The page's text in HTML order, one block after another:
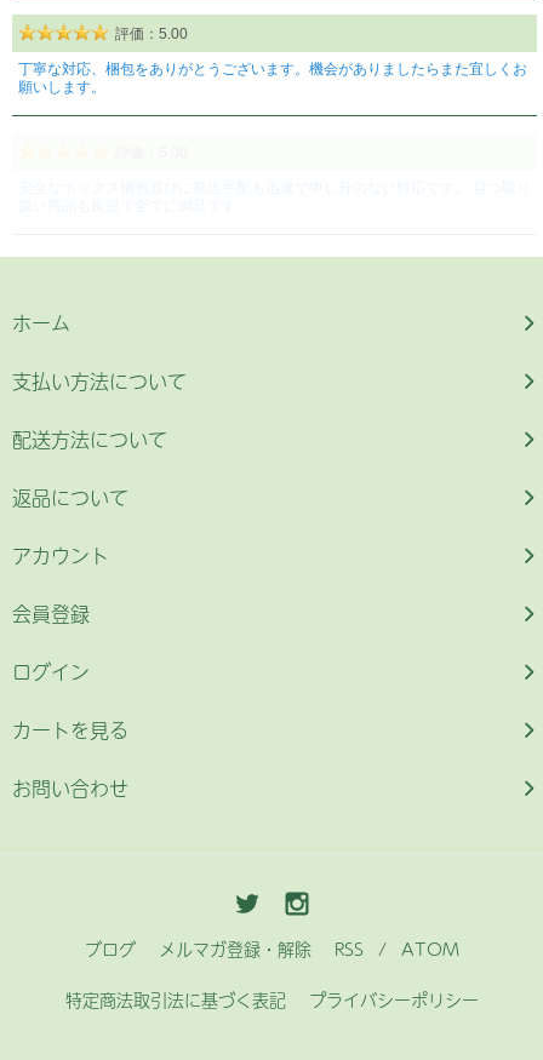
ホーム
支払い方法について
配送方法について
返品について
アカウント
会員登録
ログイン
カートを見る
お問い合わせ
ブログ メルマガ登録・解除 RSS / ATOM
特定商法取引法に基づく表記
プライバシーポリシー